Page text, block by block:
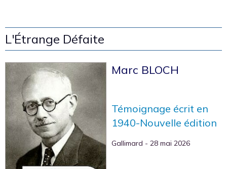
L'Étrange Défaite
Marc BLOCH
Témoignage écrit en
1940-Nouvelle édition
Gallimard - 28 mai 2026